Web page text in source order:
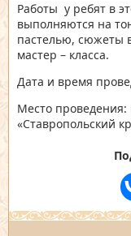
Работы у ребят в
выполняются на
пастелью, сюжеты
мастер – класса.
Дата и время
Место проведения:
«Ставропольский